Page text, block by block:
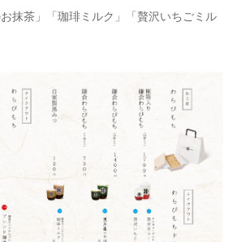
抹茶」「珈琲ミルク」「贅沢いちごミル